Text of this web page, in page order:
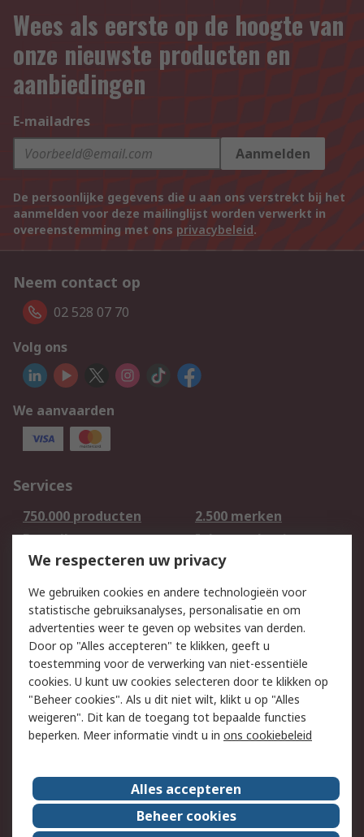
Wees als eerste op de hoogte van
onze nieuwste producten en
aanbiedingen
E-mailadres
Aanmelden
De persoonlijke gegevens die u aan ons verstrekt bij het
aanmelden voor deze mailinglijst worden verwerkt in
overeenstemming met ons privacybeleid.
Neem contact op
02 528 07 70
Volg ons
We aanvaarden
Services
750.000 producten
2.500 merken
Bestellen
Inkoopoplossingen
Retouren
Technisch advies
Track & Trace
Wettelijk
Cookiebeleid
Email veiligheid
Privacybeleid -
Bijgewerkt
Websitevoorwaarden
Algemene
verkoopvoorwaarden
Over RS
RS Group
Over ons
We respecteren uw privacy
We gebruiken cookies en andere technologieën voor
statistische gebruiksanalyses, personalisatie en om
advertenties weer te geven op websites van derden.
Door op "Alles accepteren" te klikken, geeft u
toestemming voor de verwerking van niet-essentiële
cookies. U kunt uw cookies selecteren door te klikken op
"Beheer cookies". Als u dit niet wilt, klikt u op "Alles
weigeren". Dit kan de toegang tot bepaalde functies
beperken. Meer informatie vindt u in ons cookiebeleid
Alles accepteren
Beheer cookies